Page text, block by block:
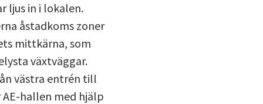
ljus in i lokalen.
åstadkoms zoner
mittkärna, som
växtväggar.
västra entrén till
hallen med hjälp